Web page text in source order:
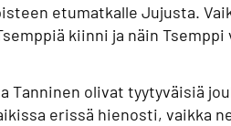
etumatkalle Jujusta.
kiinni ja näin
Tanninen olivat tyytyväisiä
erissä hienosti, vaikka